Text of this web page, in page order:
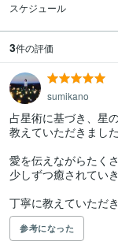
スケジュール
3件の評価
sumikano
占星術に基づき、星
教えていただきました
愛を伝えながらたく
少しずつ癒されてい
丁寧に教えていただ
参考になった